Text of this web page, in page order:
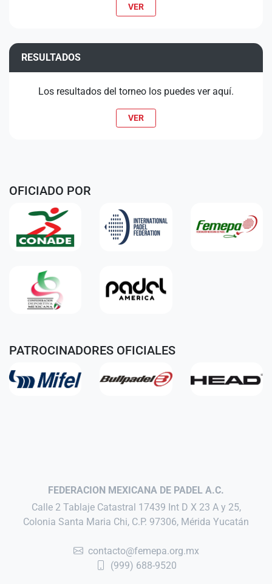
VER
RESULTADOS
Los resultados del torneo los puedes ver aquí.
VER
OFICIADO POR
PATROCINADORES OFICIALES
FEDERACION MEXICANA DE PADEL A.C.
Calle 2 Tablaje Catastral 17439 Int D X 23 A y 25,
Colonia Santa Maria Chi, C.P. 97306, Mérida Yucatán
contacto@femepa.org.mx
(999) 688-9520